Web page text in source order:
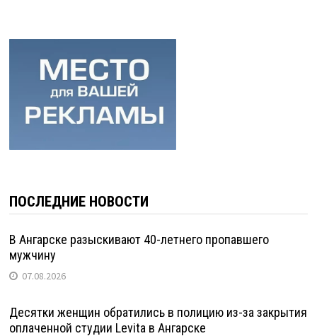
ПОСЛЕДНИЕ НОВОСТИ
В Ангарске разыскивают 40-летнего пропавшего
мужчину
07.08.2026
Десятки женщин обратились в полицию из-за закрытия
оплаченной студии Levita в Ангарске